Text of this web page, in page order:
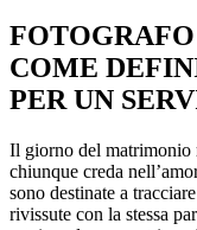
COME
PER UN
Il giorno del matrimonio
chiunque creda
sono destinate a
rivissute con la stessa